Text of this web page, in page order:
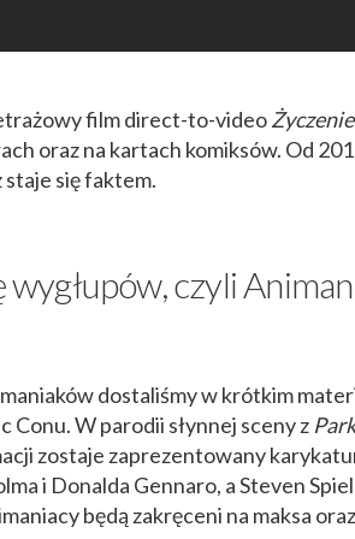
film direct-to-video
oraz na kartach komiksów. Od
się faktem.
czyli
dostaliśmy w krótkim
W parodii słynnej sceny z
zostaje zaprezentowany
i Donalda Gennaro, a Steven
będą zakręceni na maksa